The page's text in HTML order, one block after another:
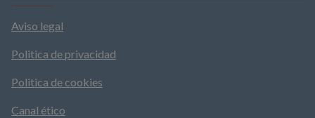
Aviso legal
Politica de privacidad
Politica de cookies
Canal ético